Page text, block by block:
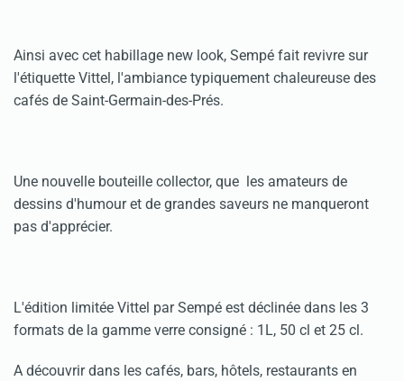
Ainsi avec cet habillage new look, Sempé fait revivre sur
l'étiquette Vittel, l'ambiance typiquement chaleureuse des
cafés de Saint-Germain-des-Prés.
Une nouvelle bouteille collector, que les amateurs de
dessins d'humour et de grandes saveurs ne manqueront
pas d'apprécier.
L'édition limitée Vittel par Sempé est déclinée dans les 3
formats de la gamme verre consigné : 1L, 50 cl et 25 cl.
A découvrir dans les cafés, bars, hôtels, restaurants en